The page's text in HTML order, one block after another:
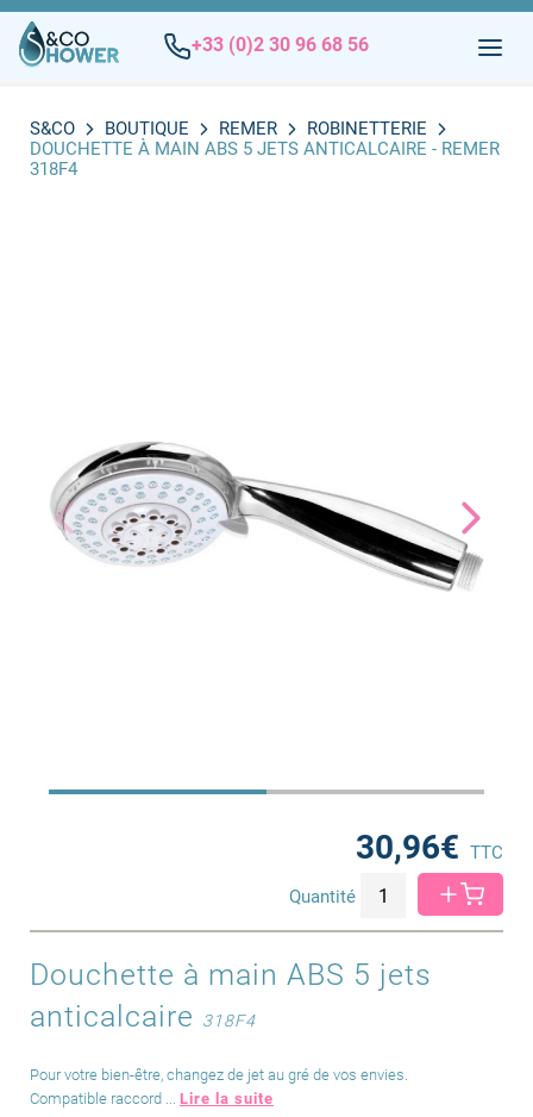
+33 (0)2 30 96 68 56
S&CO BOUTIQUE REMER
ROBINETTERIE
DOUCHETTE À MAIN ABS 5 JETS ANTICALCAIRE - REMER
318F4
30,96€ TTC
Quantité
Douchette à main ABS 5 jets
anticalcaire
318F4
Pour votre bien-être, changez de jet au gré de vos envies.
Compatible raccord ... Lire la suite